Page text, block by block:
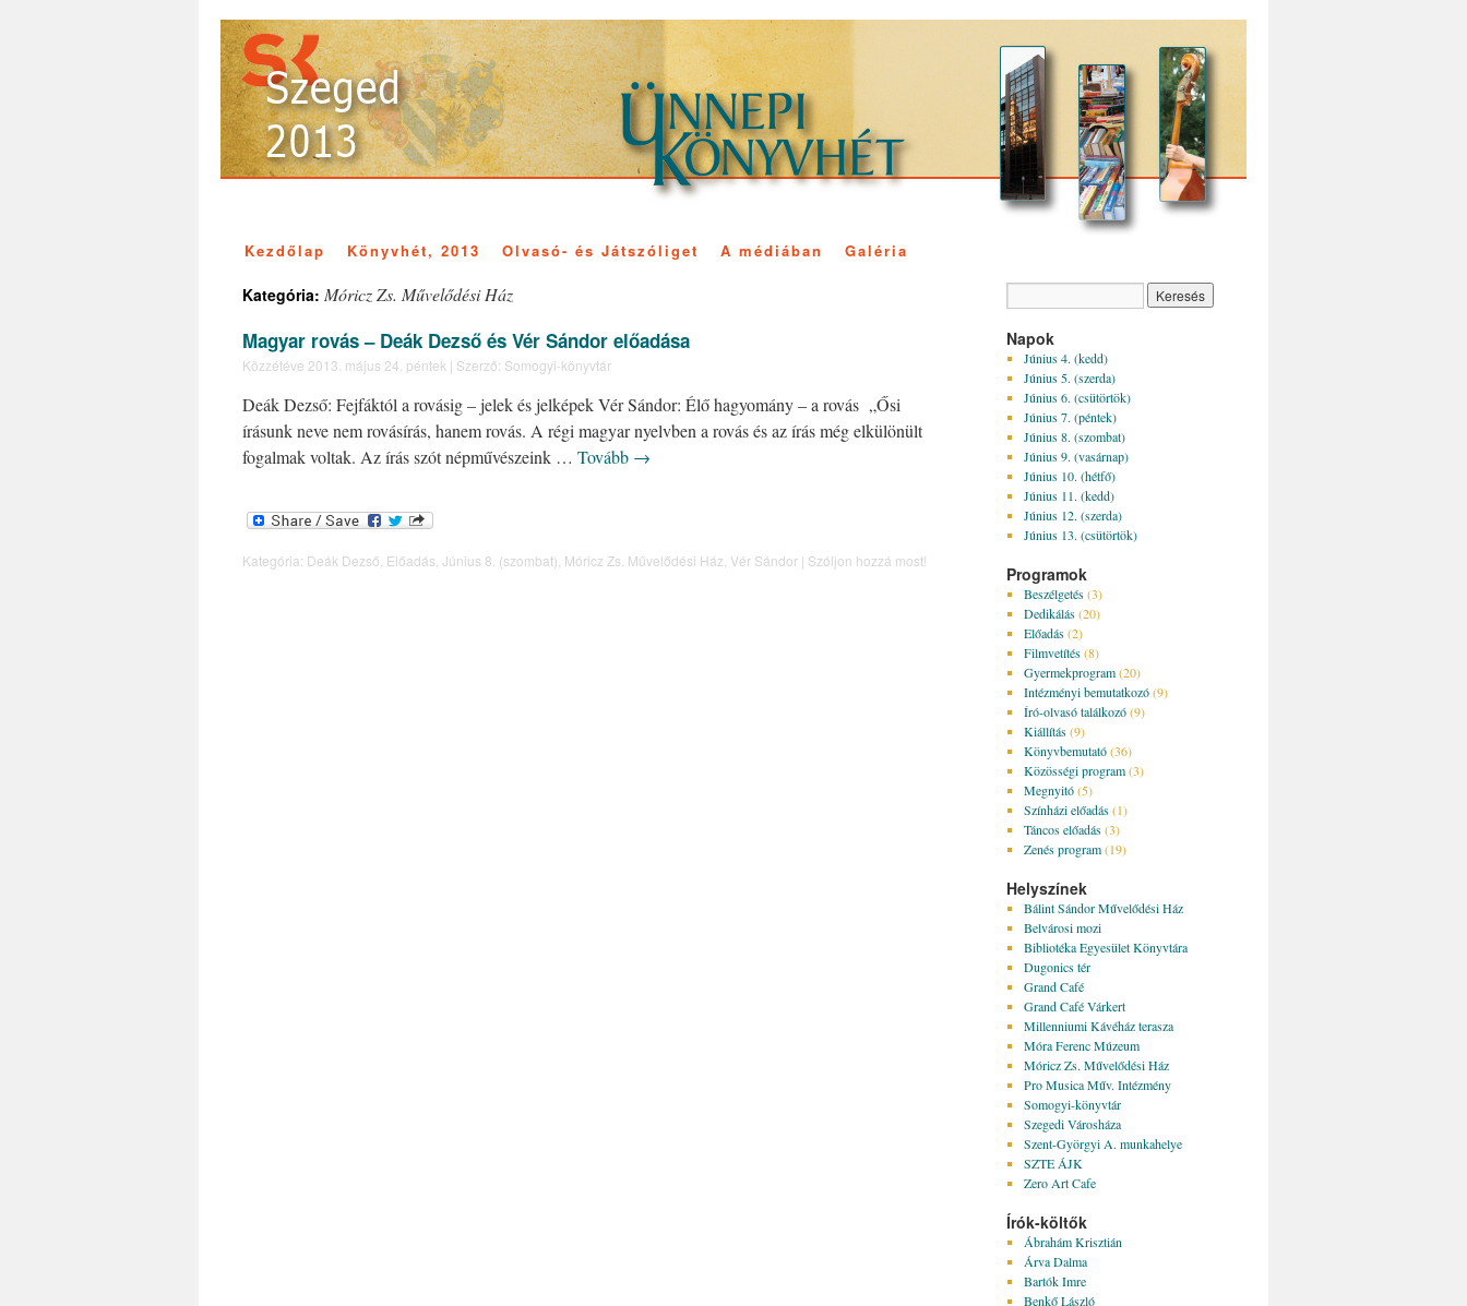
Kezdőlap Könyvhét, 2013 Olvasó- és Játszóliget A médiában Galéria
Kategória: Móricz Zs. Művelődési Ház
Magyar rovás – Deák Dezső és Vér Sándor előadása
Közzétéve 2013. május 24. péntek | Szerző: Somogyi-könyvtár
Deák Dezső: Fejfáktól a rovásig – jelek és jelképek Vér Sándor: Élő hagyomány – a rovás „Ősi
írásunk neve nem rovásírás, hanem rovás. A régi magyar nyelvben a rovás és az írás még elkülönült
fogalmak voltak. Az írás szót népművészeink … Tovább →
Kategória: Deák Dezső, Előadás, Június 8. (szombat), Móricz Zs. Művelődési Ház, Vér Sándor | Szóljon hozzá most!
Napok
Június 4. (kedd)
Június 5. (szerda)
Június 6. (csütörtök)
Június 7. (péntek)
Június 8. (szombat)
Június 9. (vasárnap)
Június 10. (hétfő)
Június 11. (kedd)
Június 12. (szerda)
Június 13. (csütörtök)
Programok
Beszélgetés(3)
Dedikálás(20)
Előadás(2)
Filmvetítés(8)
Gyermekprogram(20)
Intézményi bemutatkozó(9)
Író-olvasó találkozó(9)
Kiállítás(9)
Könyvbemutató(36)
Közösségi program(3)
Megnyitó(5)
Színházi előadás(1)
Táncos előadás(3)
Zenés program(19)
Helyszínek
Bálint Sándor Művelődési Ház
Belvárosi mozi
Bibliotéka Egyesület Könyvtára
Dugonics tér
Grand Café
Grand Café Várkert
Millenniumi Kávéház terasza
Móra Ferenc Múzeum
Móricz Zs. Művelődési Ház
Pro Musica Műv. Intézmény
Somogyi-könyvtár
Szegedi Városháza
Szent-Györgyi A. munkahelye
SZTE ÁJK
Zero Art Cafe
Írók-költők
Ábrahám Krisztián
Árva Dalma
Bartók Imre
Benkő László